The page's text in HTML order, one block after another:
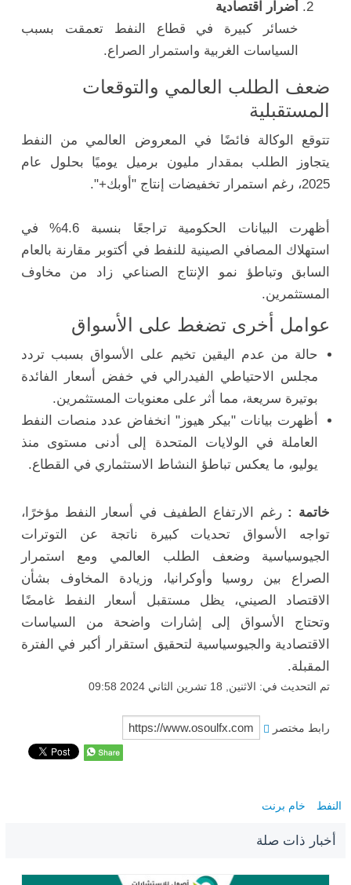
أضرار اقتصادية
خسائر كبيرة في قطاع النفط تعمقت بسبب
السياسات الغربية واستمرار الصراع.
ضعف الطلب العالمي والتوقعات
المستقبلية
تتوقع الوكالة فائضًا في المعروض العالمي من النفط
يتجاوز الطلب بمقدار مليون برميل يوميًا بحلول عام
2025، رغم استمرار تخفيضات إنتاج "أوبك+".
أظهرت البيانات الحكومية تراجعًا بنسبة 4.6% في
استهلاك المصافي الصينية للنفط في أكتوبر مقارنة بالعام
السابق وتباطؤ نمو الإنتاج الصناعي زاد من مخاوف
المستثمرين.
عوامل أخرى تضغط على الأسواق
حالة من عدم اليقين تخيم على الأسواق بسبب تردد
مجلس الاحتياطي الفيدرالي في خفض أسعار الفائدة
بوتيرة سريعة، مما أثر على معنويات المستثمرين.
أظهرت بيانات "بيكر هيوز" انخفاض عدد منصات النفط
العاملة في الولايات المتحدة إلى أدنى مستوى منذ
يوليو، ما يعكس تباطؤ النشاط الاستثماري في القطاع.
خاتمة :رغم الارتفاع الطفيف في أسعار النفط مؤخرًا،
تواجه الأسواق تحديات كبيرة ناتجة عن التوترات
الجيوسياسية وضعف الطلب العالمي ومع استمرار
الصراع بين روسيا وأوكرانيا، وزيادة المخاوف بشأن
الاقتصاد الصيني، يظل مستقبل أسعار النفط غامضًا
وتحتاج الأسواق إلى إشارات واضحة من السياسات
الاقتصادية والجيوسياسية لتحقيق استقرار أكبر في الفترة
المقبلة.
تم التحديث في: الاثنين, 18 تشرين الثاني 2024 09:58
رابط مختصر
النفط خام برنت
أخبار ذات صلة